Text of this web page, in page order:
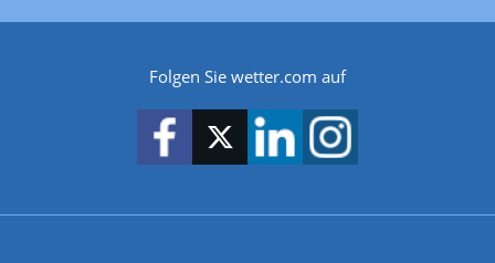
Folgen Sie wetter.com auf